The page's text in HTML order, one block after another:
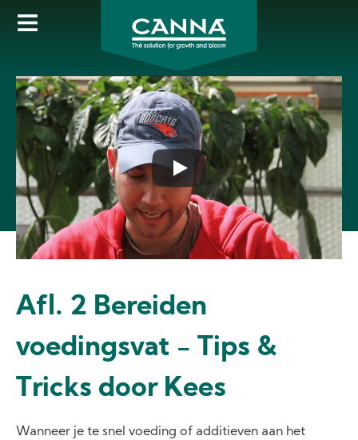
Skip
content
Afl. 2 Bereiden
voedingsvat - Tips &
Tricks door Kees
Wanneer je te snel voeding of additieven aan het